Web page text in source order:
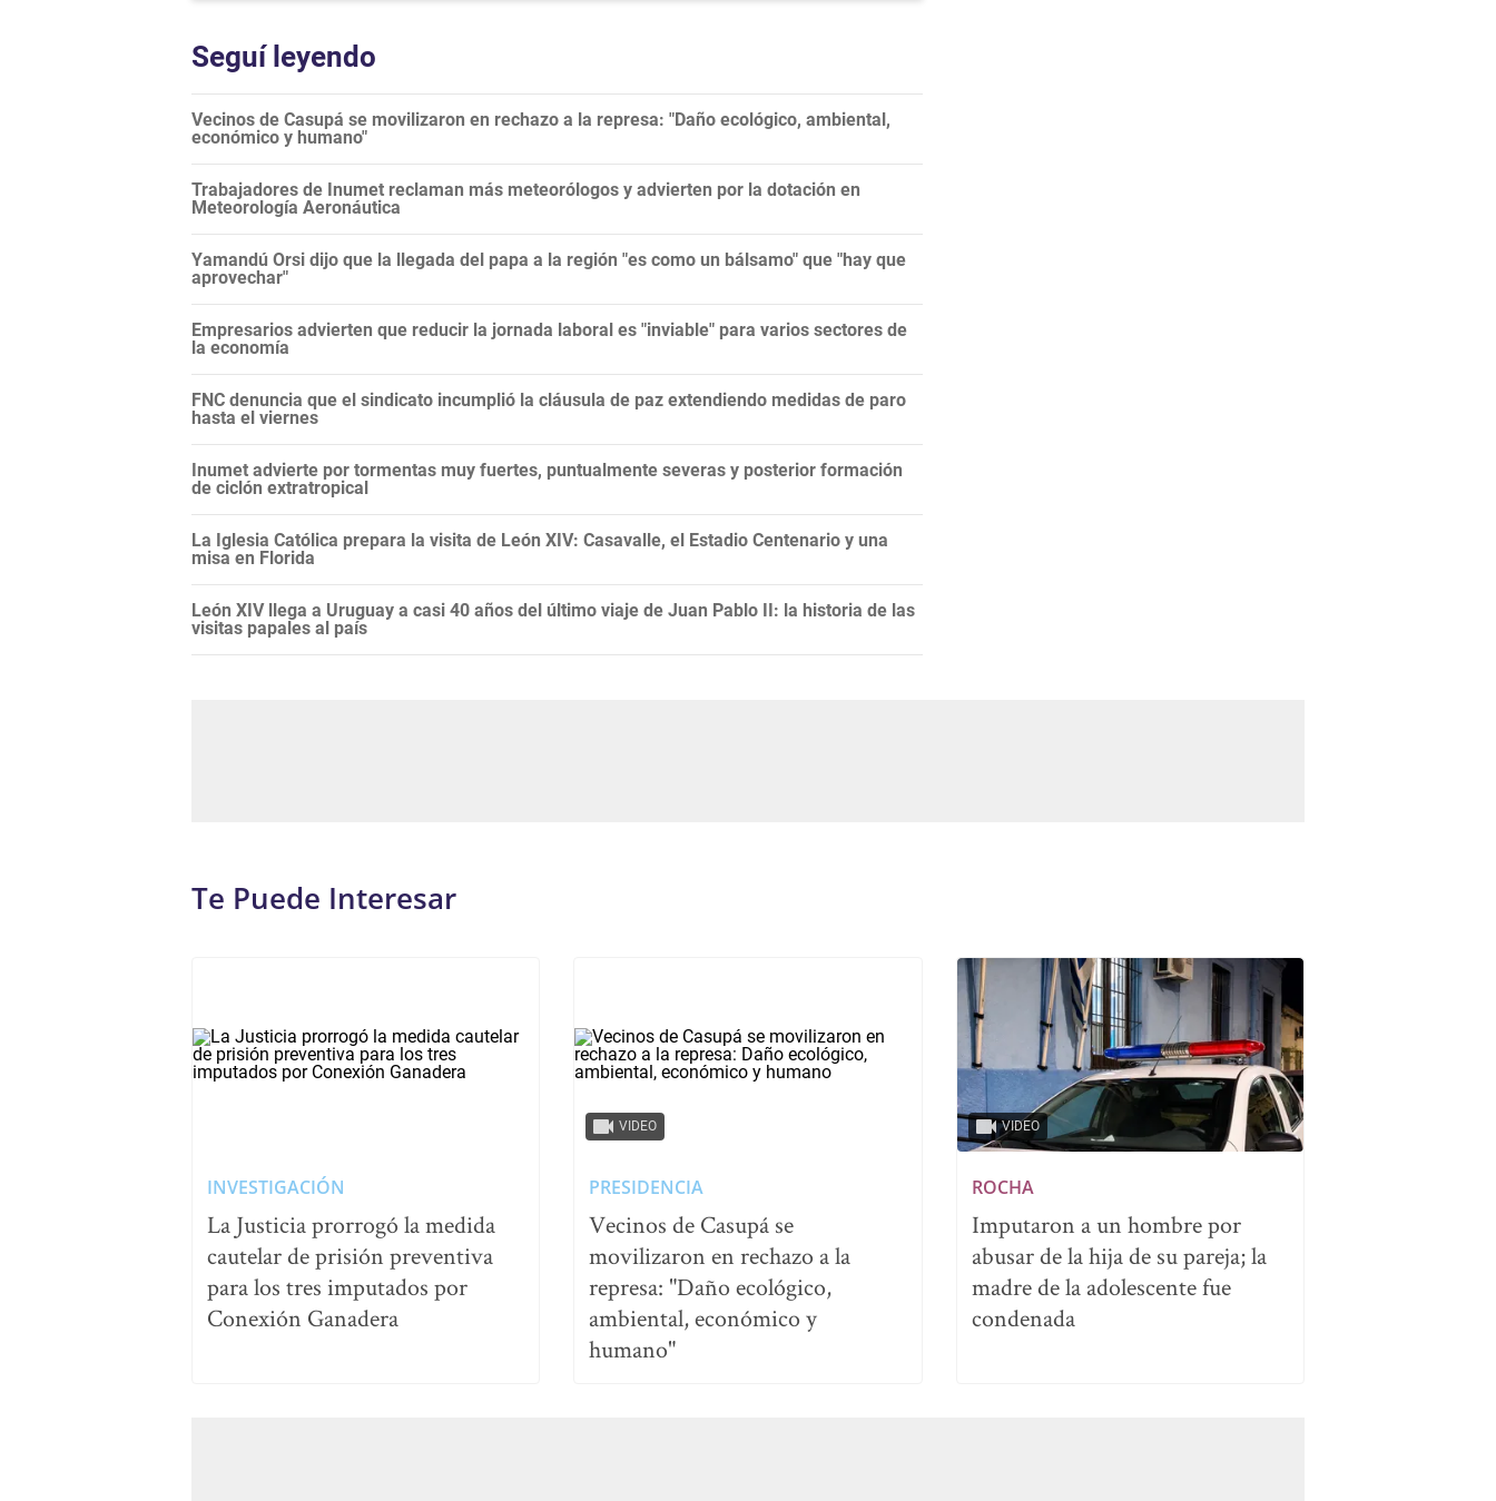
Seguí leyendo
Vecinos de Casupá se movilizaron en rechazo a la represa: "Daño ecológico, ambiental,
económico y humano"
Trabajadores de Inumet reclaman más meteorólogos y advierten por la dotación en
Meteorología Aeronáutica
Yamandú Orsi dijo que la llegada del papa a la región "es como un bálsamo" que "hay que
aprovechar"
Empresarios advierten que reducir la jornada laboral es "inviable" para varios sectores de
la economía
FNC denuncia que el sindicato incumplió la cláusula de paz extendiendo medidas de paro
hasta el viernes
Inumet advierte por tormentas muy fuertes, puntualmente severas y posterior formación
de ciclón extratropical
La Iglesia Católica prepara la visita de León XIV: Casavalle, el Estadio Centenario y una
misa en Florida
León XIV llega a Uruguay a casi 40 años del último viaje de Juan Pablo II: la historia de las
visitas papales al país
Te Puede Interesar
INVESTIGACIÓN
La Justicia prorrogó la medida
cautelar de prisión preventiva
para los tres imputados por
Conexión Ganadera
VIDEO
PRESIDENCIA
Vecinos de Casupá se
movilizaron en rechazo a la
represa: "Daño ecológico,
ambiental, económico y
humano"
VIDEO
ROCHA
Imputaron a un hombre por
abusar de la hija de su pareja; la
madre de la adolescente fue
condenada